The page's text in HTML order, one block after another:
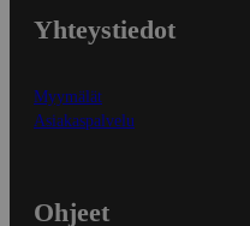
Yhteystiedot
Myymälät
Asiakaspalvelu
Ohjeet